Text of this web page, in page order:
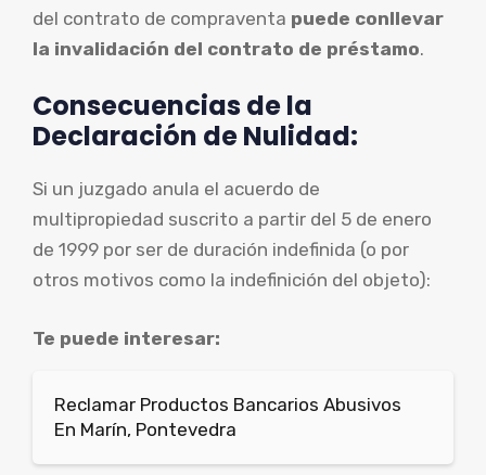
del contrato de compraventa puede conllevar
la invalidación del contrato de préstamo.
Consecuencias de la
Declaración de Nulidad:
Si un juzgado anula el acuerdo de
multipropiedad suscrito a partir del 5 de enero
de 1999 por ser de duración indefinida (o por
otros motivos como la indefinición del objeto):
Te puede interesar:
Reclamar Productos Bancarios Abusivos
En Marín, Pontevedra